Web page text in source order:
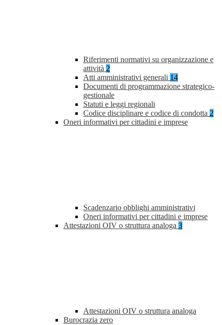
Riferimenti normativi su organizzazione e
attività 2
Atti amministrativi generali 14
Documenti di programmazione strategico-
gestionale
Statuti e leggi regionali
Codice disciplinare e codice di condotta 2
Oneri informativi per cittadini e imprese
Scadenzario obblighi amministrativi
Oneri informativi per cittadini e imprese
Attestazioni OIV o struttura analoga 3
Attestazioni OIV o struttura analoga
Burocrazia zero